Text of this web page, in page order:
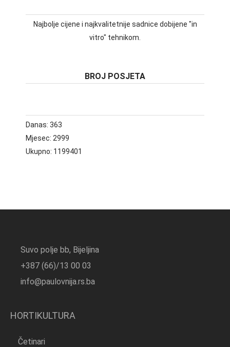
Najbolje cijene i najkvalitetnije sadnice dobijene "in
vitro" tehnikom.
BROJ POSJETA
Danas: 363
Mjesec: 2999
Ukupno: 1199401
Suvo polje bb, Bijeljina
+387 (66)/13 00 03
info@paulovnija.rs.ba
HORTIKULTURA
Četinari